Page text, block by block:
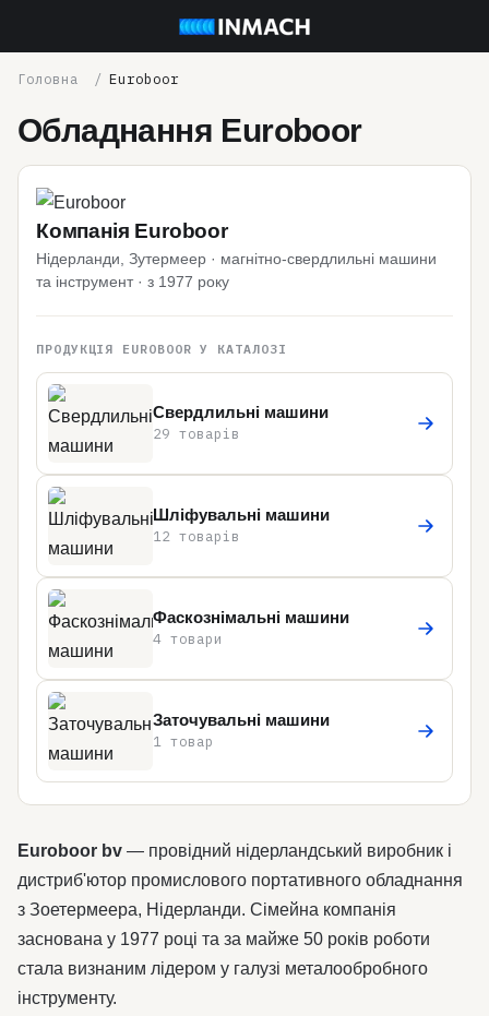
Euroboor
Обладнання Euroboor
Компанія Euroboor
Нідерланди, Зутермеер · магнітно-свердлильні машини
та інструмент · з 1977 року
ПРОДУКЦІЯ EUROBOOR У КАТАЛОЗІ
Свердлильні машини
29 товарів
Шліфувальні машини
12 товарів
Фаскознімальні машини
4 товари
Заточувальні машини
1 товар
Euroboor bv — провідний нідерландський виробник і
дистриб'ютор промислового портативного обладнання
з Зоетермеера, Нідерланди. Сімейна компанія
заснована у 1977 році та за майже 50 років роботи
стала визнаним лідером у галузі металообробного
інструменту.